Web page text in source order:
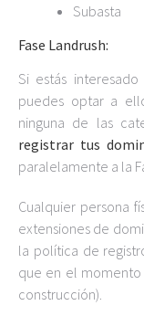
Subasta
Fase Landrush:
Si estás
puedes optar a
ninguna de las
registrar tus
paralelamente a la
Cualquier persona
extensiones de
la política de
que en el momento
construcción).